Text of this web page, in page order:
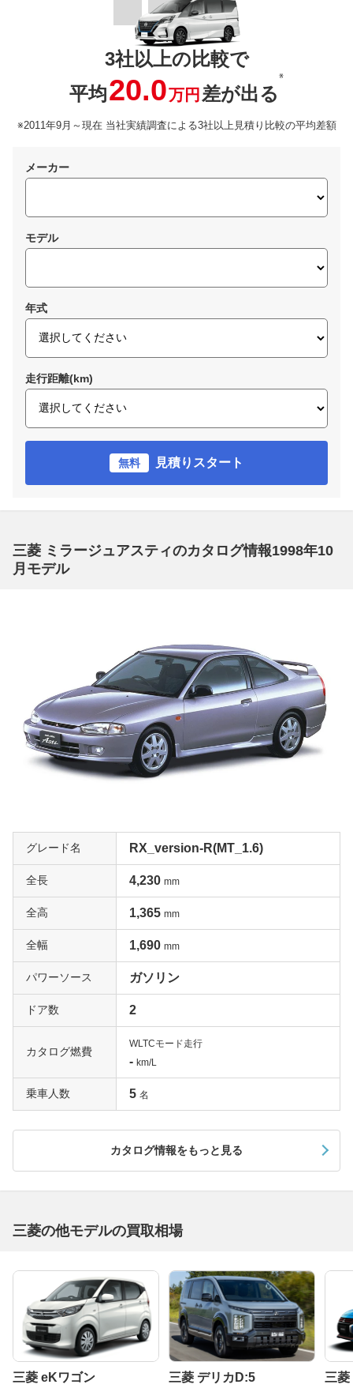
3社以上の比較で
平均20.0万円 差が出る
※
※2011年9月～現在 当社実績調査による3社以上見積り比較の平均差額
メーカー
モデル
年式
走行距離(km)
無料 見積りスタート
三菱 ミラージュアスティのカタログ情報1998年10
月モデル
グレード名 RX_version-R(MT_1.6)
全長 4,230 mm
全高 1,365 mm
全幅 1,690 mm
パワーソース ガソリン
ドア数 2
カタログ燃費
WLTCモード走行
- km/L
乗車人数 5 名
カタログ情報をもっと見る
三菱の他モデルの買取相場
三菱 eKワゴン 三菱 デリカD:5 三菱